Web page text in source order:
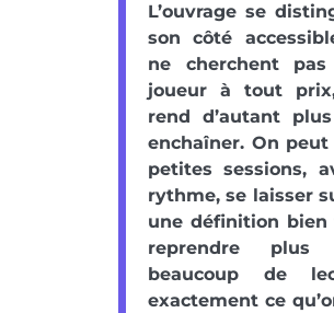
L’ouvrage se
son côté
ne cherchent
joueur à tout
rend d’autant
enchaîner. On
petites sessions,
rythme, se laisser
une définition bien
reprendre
beaucoup de
exactement ce